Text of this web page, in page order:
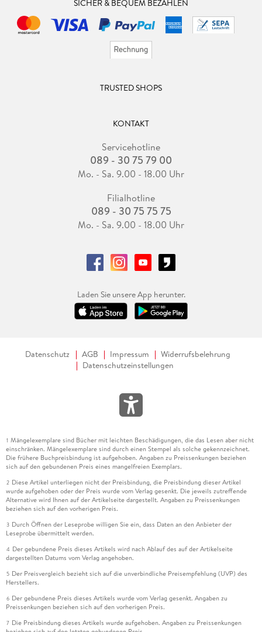
SICHER & BEQUEM BEZAHLEN
TRUSTED SHOPS
KONTAKT
Servicehotline
089 - 30 75 79 00
Mo. - Sa. 9.00 - 18.00 Uhr
Filialhotline
089 - 30 75 75 75
Mo. - Sa. 9.00 - 18.00 Uhr
Laden Sie unsere App herunter.
Datenschutz AGB Impressum
Widerrufsbelehrung
Datenschutzeinstellungen
1 Mängelexemplare sind Bücher mit leichten Beschädigungen, die das Lesen aber nicht
einschränken. Mängelexemplare sind durch einen Stempel als solche gekennzeichnet.
Die frühere Buchpreisbindung ist aufgehoben. Angaben zu Preissenkungen beziehen
sich auf den gebundenen Preis eines mangelfreien Exemplars.
2 Diese Artikel unterliegen nicht der Preisbindung, die Preisbindung dieser Artikel
wurde aufgehoben oder der Preis wurde vom Verlag gesenkt. Die jeweils zutreffende
Alternative wird Ihnen auf der Artikelseite dargestellt. Angaben zu Preissenkungen
beziehen sich auf den vorherigen Preis.
3 Durch Öffnen der Leseprobe willigen Sie ein, dass Daten an den Anbieter der
Leseprobe übermittelt werden.
4 Der gebundene Preis dieses Artikels wird nach Ablauf des auf der Artikelseite
dargestellten Datums vom Verlag angehoben.
5 Der Preisvergleich bezieht sich auf die unverbindliche Preisempfehlung (UVP) des
Herstellers.
6 Der gebundene Preis dieses Artikels wurde vom Verlag gesenkt. Angaben zu
Preissenkungen beziehen sich auf den vorherigen Preis.
7 Die Preisbindung dieses Artikels wurde aufgehoben. Angaben zu Preissenkungen